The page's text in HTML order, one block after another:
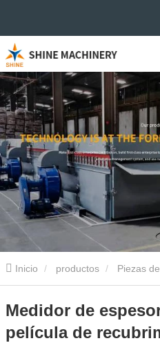
Inicio productos Piezas
de espesor de dial de película de
Medidor de
película de